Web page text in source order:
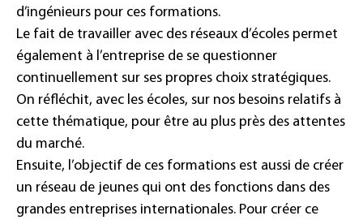
d’ingénieurs pour ces formations.
Le fait de travailler avec des réseaux d’écoles permet
également à l’entreprise de se questionner
continuellement sur ses propres choix stratégiques.
On réfléchit, avec les écoles, sur nos besoins relatifs à
cette thématique, pour être au plus près des attentes
du marché.
Ensuite, l’objectif de ces formations est aussi de créer
un réseau de jeunes qui ont des fonctions dans des
grandes entreprises internationales. Pour créer ce